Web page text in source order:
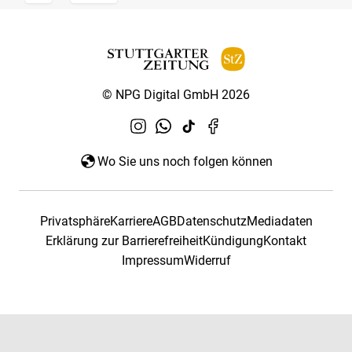
© NPG Digital GmbH 2026
Wo Sie uns noch folgen können
PrivatsphäreKarriereAGBDatenschutzMediadaten
Erklärung zur BarrierefreiheitKündigungKontakt
ImpressumWiderruf